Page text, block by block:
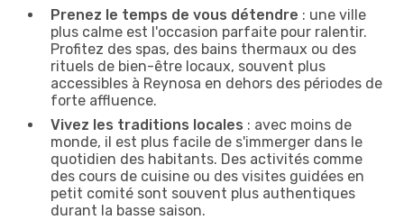
Prenez le temps de vous détendre : une ville
plus calme est l'occasion parfaite pour ralentir.
Profitez des spas, des bains thermaux ou des
rituels de bien-être locaux, souvent plus
accessibles à Reynosa en dehors des périodes de
forte affluence.
Vivez les traditions locales : avec moins de
monde, il est plus facile de s'immerger dans le
quotidien des habitants. Des activités comme
des cours de cuisine ou des visites guidées en
petit comité sont souvent plus authentiques
durant la basse saison.